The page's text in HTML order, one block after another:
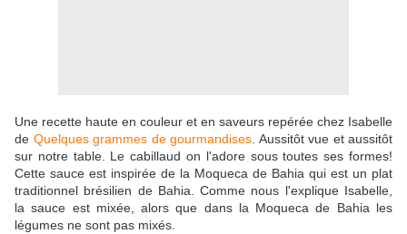
Une recette haute en couleur et en saveurs repérée chez Isabelle
de Quelques grammes de gourmandises . Aussitôt vue et aussitôt
sur notre table. Le cabillaud on l'adore sous toutes ses formes!
Cette sauce est inspirée de la Moqueca de Bahia qui est un plat
traditionnel brésilien de Bahia. Comme nous l'explique Isabelle,
la sauce est mixée, alors que dans la Moqueca de Bahia les
légumes ne sont pas mixés.